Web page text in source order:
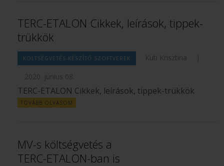
TERC-ETALON Cikkek, leírások, tippek-
trükkök
KÖLTSÉGVETÉS-KÉSZÍTŐ SZOFTVEREK Kuti Krisztina
|
2020. június 08.
TERC-ETALON Cikkek, leírások, tippek-trükkök
TOVÁBB OLVASOM
MV-s költségvetés a
TERC-ETALON-ban is